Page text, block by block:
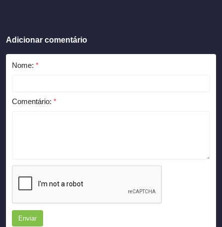
Adicionar comentário
Nome: *
Comentário: *
Enviar